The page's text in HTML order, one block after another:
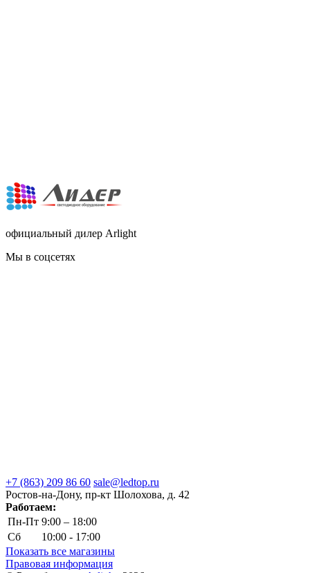
официальный дилер Arlight
Мы в соцсетях
+7 (863) 209 86 60 sale@ledtop.ru
Ростов-на-Дону, пр-кт Шолохова, д. 42
Работаем:
Пн-Пт 9:00 – 18:00
Сб
10:00 - 17:00
Показать все магазины
Правовая информация